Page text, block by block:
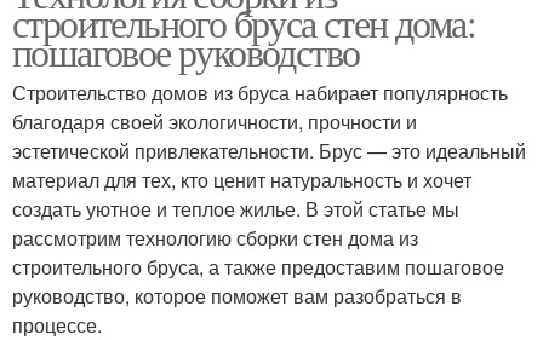
строительного бруса стен дома:
пошаговое руководство
Строительство домов из бруса набирает популярность
благодаря своей экологичности, прочности и
эстетической привлекательности. Брус — это идеальный
материал для тех, кто ценит натуральность и хочет
создать уютное и теплое жилье. В этой статье мы
рассмотрим технологию сборки стен дома из
строительного бруса, а также предоставим пошаговое
руководство, которое поможет вам разобраться в
процессе.